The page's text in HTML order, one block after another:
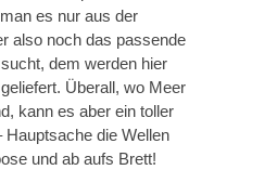
es nur aus der
also noch das passende
dem werden hier
Überall, wo Meer
kann es aber ein toller
Hauptsache die Wellen
und ab aufs Brett!